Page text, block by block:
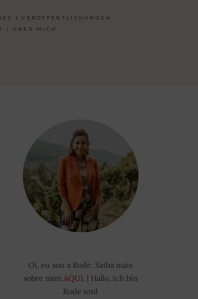
| VERÖFFENTLICHUNGEN
| ÜBER MICH
Oi, eu sou a Rode. Saiba mais
sobre mim AQUI. | Hallo, ich bin
Rode und